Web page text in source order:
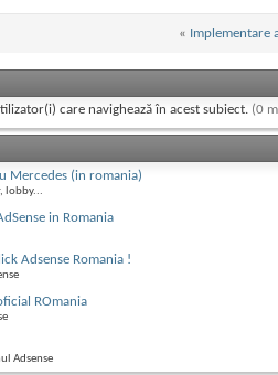
« Implementare
care navighează în acest subiect. (0
Mercedes (in romania)
lobby...
in Romania
Adsense Romania !
ROmania
Adsense